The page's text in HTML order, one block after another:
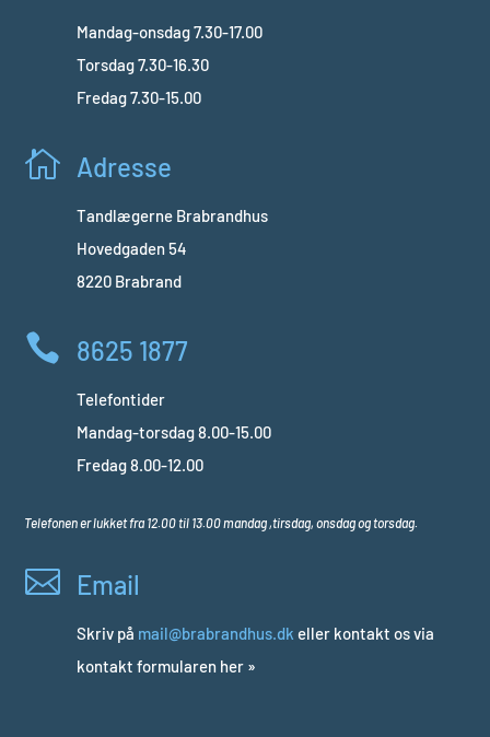
Mandag-onsdag 7.30-17.00
Torsdag 7.30-16.30
Fredag 7.30-15.00
 Adresse
Tandlægerne Brabrandhus
Hovedgaden 54
8220 Brabrand
 8625 1877
Telefontider
Mandag-torsdag 8.00-15.00​
Fredag 8.00-12.00
Telefonen er lukket fra 12.00 til 13.00 mandag ,tirsdag, onsdag og torsdag.
 Email
Skriv på mail@brabrandhus.dk eller kontakt os via
kontakt formularen her »